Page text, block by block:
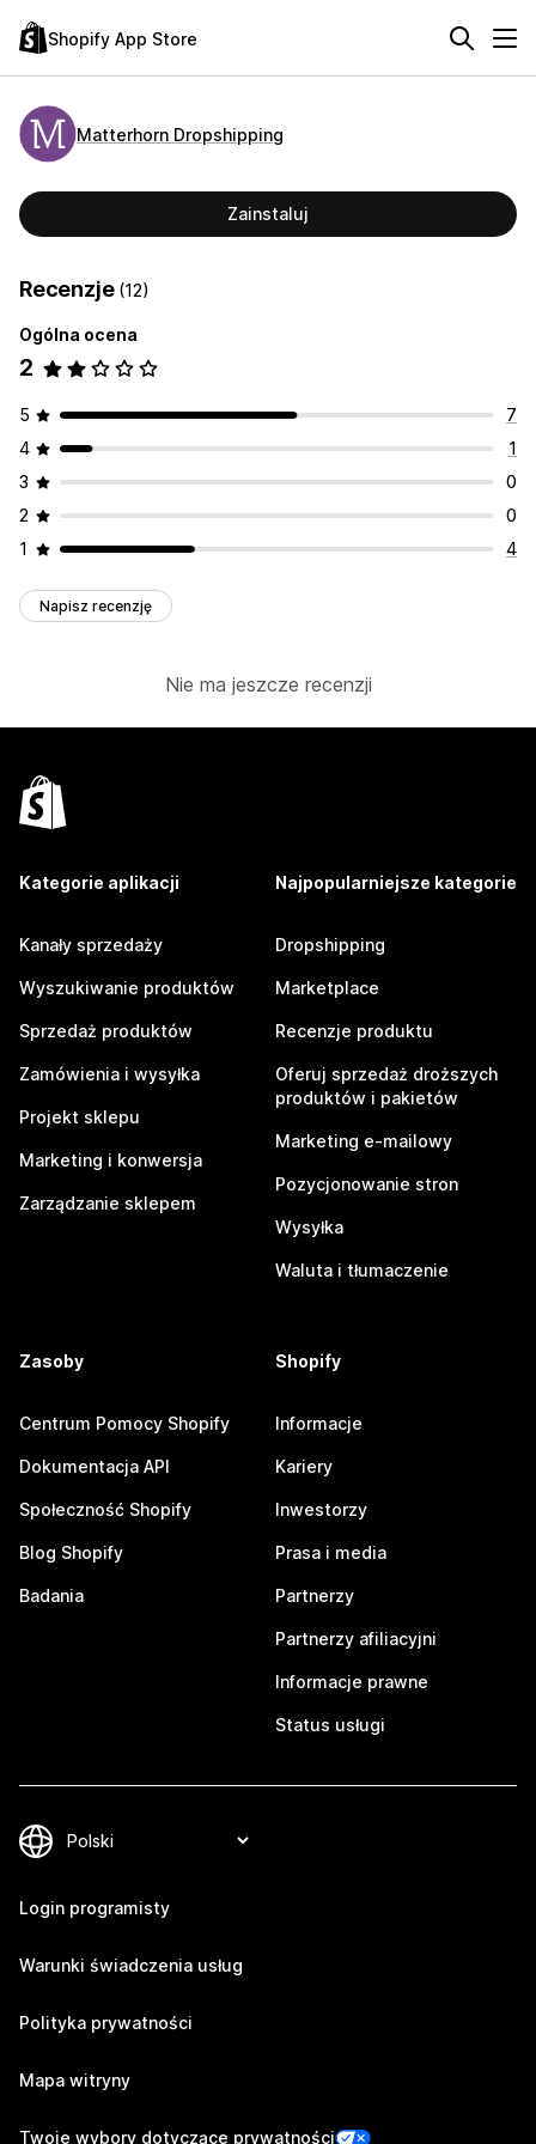
Shopify App Store
Matterhorn Dropshipping
Zainstaluj
Recenzje (12)
Ogólna ocena
2
5
7
4
1
3
0
2
0
1
4
Napisz recenzję
Nie ma jeszcze recenzji
Kategorie aplikacji
Kanały sprzedaży
Wyszukiwanie produktów
Sprzedaż produktów
Zamówienia i wysyłka
Projekt sklepu
Marketing i konwersja
Zarządzanie sklepem
Najpopularniejsze kategorie
Dropshipping
Marketplace
Recenzje produktu
Oferuj sprzedaż droższych
produktów i pakietów
Marketing e-mailowy
Pozycjonowanie stron
Wysyłka
Waluta i tłumaczenie
Zasoby
Centrum Pomocy Shopify
Dokumentacja API
Społeczność Shopify
Blog Shopify
Badania
Shopify
Informacje
Kariery
Inwestorzy
Prasa i media
Partnerzy
Partnerzy afiliacyjni
Informacje prawne
Status usługi
Login programisty
Warunki świadczenia usług
Polityka prywatności
Mapa witryny
Twoje wybory dotyczące prywatności